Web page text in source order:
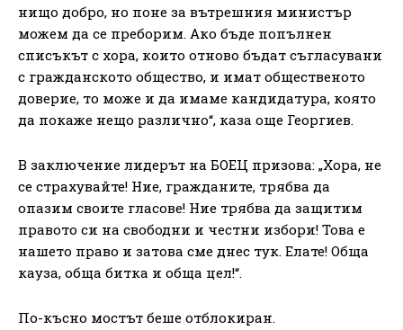
нищо добро, но поне за вътрешния министър
можем да се преборим. Ако бъде попълнен
списъкът с хора, които отново бъдат съгласувани
с гражданското общество, и имат общественото
доверие, то може и да имаме кандидатура, която
да покаже нещо различно“, каза още Георгиев.
В заключение лидерът на БОЕЦ призова: „Хора, не
се страхувайте! Ние, гражданите, трябва да
опазим своите гласове! Ние трябва да защитим
правото си на свободни и честни избори! Това е
нашето право и затова сме днес тук. Елате! Обща
кауза, обща битка и обща цел!“.
По-късно мостът беше отблокиран.